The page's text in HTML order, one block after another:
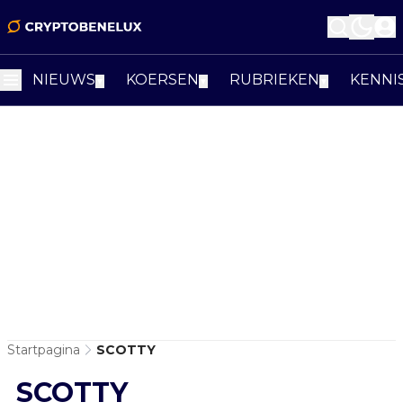
NIEUWS KOERSEN RUBRIEKEN
Startpagina SCOTTY
SCOTTY